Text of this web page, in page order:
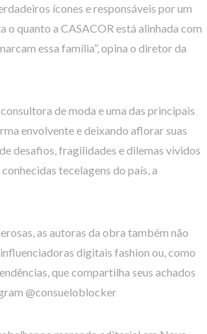
ícones e responsáveis por um
o quanto a CASACOR está alinhada com
essa família”, opina o diretor da
de moda e uma das principais
envolvente e deixando aflorar suas
desafios, fragilidades e dilemas vividos
tecelagens do país, a
as autoras da obra também não
digitais fashion ou, como
que compartilha seus achados
@consueloblocker